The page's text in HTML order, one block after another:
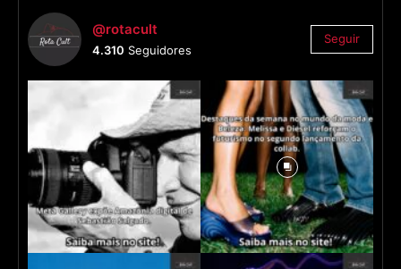
@rotacult
4.310 Seguidores
Seguir